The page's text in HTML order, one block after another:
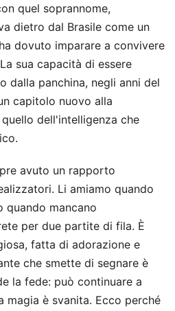
quel soprannome,
dietro dal Brasile come un
dovuto imparare a convivere
sua capacità di essere
dalla panchina, negli anni del
capitolo nuovo alla
dell'intelligenza che
avuto un rapporto
Li amiamo quando
quando mancano
per due partite di fila. È
fatta di adorazione e
che smette di segnare è
la fede: può continuare a
magia è svanita. Ecco perché